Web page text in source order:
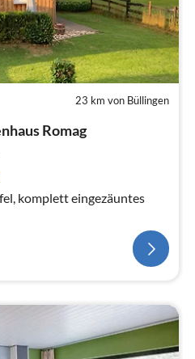
23 km von Büllingen
Romag
komplett eingezäuntes